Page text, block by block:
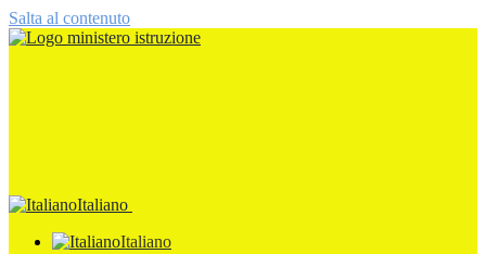
Salta al contenuto
Italiano
Italiano